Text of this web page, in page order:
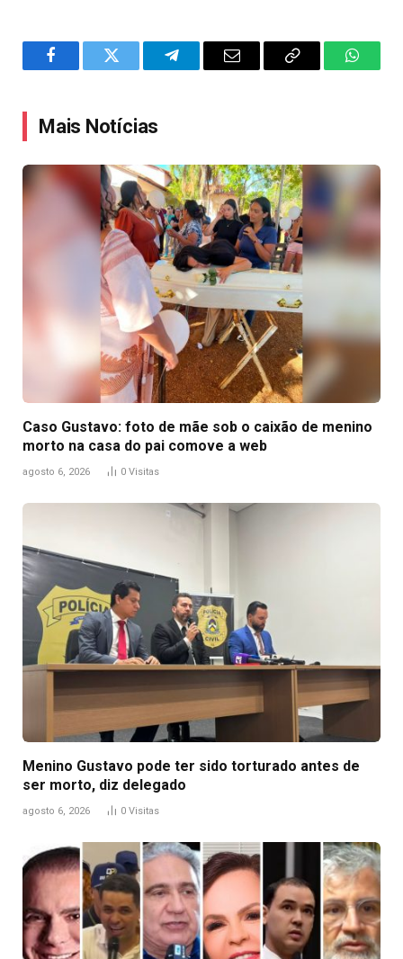
FacebookTwitter TelegramEmail
Copy
Mais Notícias
Caso Gustavo: foto de mãe sob o caixão de menino
morto na casa do pai comove a web
agosto 6, 2026 0 Visitas
Menino Gustavo pode ter sido torturado antes de
ser morto, diz delegado
agosto 6, 2026 0 Visitas